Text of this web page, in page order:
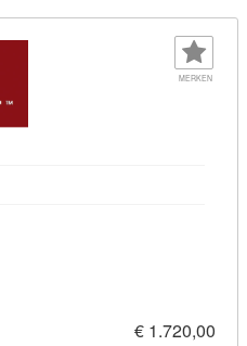
MERKEN
Bürofachkraft (11436375)
€ 1.720,00